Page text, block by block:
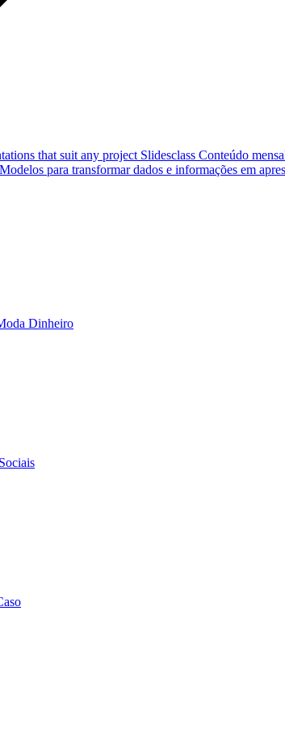
that suit any project Slidesclass Conteúdo
Modelos para transformar dados e informações em
Dinheiro